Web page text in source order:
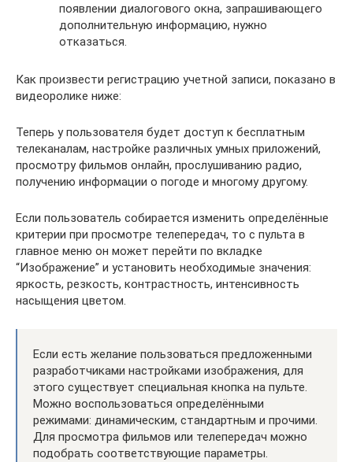
появлении диалогового окна, запрашивающего
дополнительную информацию, нужно
отказаться.
Как произвести регистрацию учетной записи, показано в
видеоролике ниже:
Теперь у пользователя будет доступ к бесплатным
телеканалам, настройке различных умных приложений,
просмотру фильмов онлайн, прослушиванию радио,
получению информации о погоде и многому другому.
Если пользователь собирается изменить определённые
критерии при просмотре телепередач, то с пульта в
главное меню он может перейти по вкладке
“Изображение” и установить необходимые значения:
яркость, резкость, контрастность, интенсивность
насыщения цветом.
Если есть желание пользоваться предложенными
разработчиками настройками изображения, для
этого существует специальная кнопка на пульте.
Можно воспользоваться определёнными
режимами: динамическим, стандартным и прочими.
Для просмотра фильмов или телепередач можно
подобрать соответствующие параметры.